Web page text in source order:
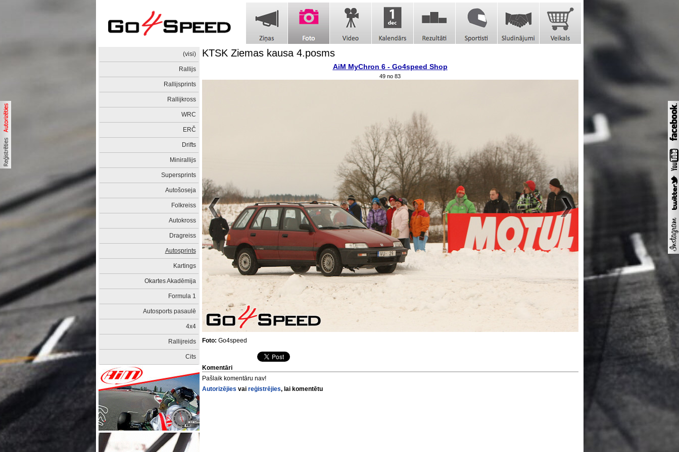
(visi)
Rallijs
Rallijsprints
Rallijkross
WRC
ERČ
Drifts
Minirallijs
Supersprints
Autošoseja
Folkreiss
Autokross
Dragreiss
Autosprints
Kartings
Okartes Akadēmija
Formula 1
Autosports pasaulē
4x4
Rallijreids
Cits
KTSK Ziemas kausa 4.posms
AiM MyChron 6 - Go4speed Shop
49 no 83
Foto: Go4speed
Komentāri
Pašlaik komentāru nav!
Autorizējies vai reģistrējies, lai komentētu